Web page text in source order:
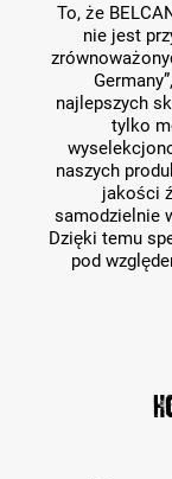
To, że
nie jest
najlepszych
tylko
naszych
jakości
samodzielnie
Dzięki temu
pod